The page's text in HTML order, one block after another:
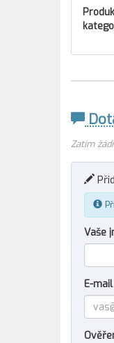
Zatím
Vaše
E-mail